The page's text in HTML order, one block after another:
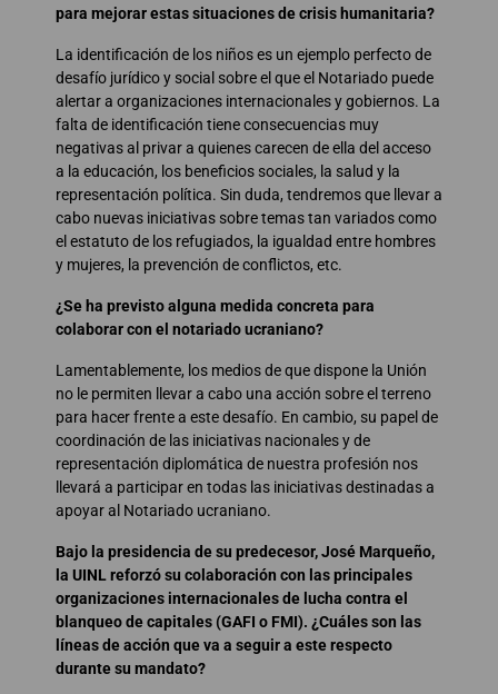
para mejorar estas situaciones de crisis humanitaria?
La identificación de los niños es un ejemplo perfecto de
desafío jurídico y social sobre el que el Notariado puede
alertar a organizaciones internacionales y gobiernos. La
falta de identificación tiene consecuencias muy
negativas al privar a quienes carecen de ella del acceso
a la educación, los beneficios sociales, la salud y la
representación política. Sin duda, tendremos que llevar a
cabo nuevas iniciativas sobre temas tan variados como
el estatuto de los refugiados, la igualdad entre hombres
y mujeres, la prevención de conflictos, etc.
¿Se ha previsto alguna medida concreta para
colaborar con el notariado ucraniano?
Lamentablemente, los medios de que dispone la Unión
no le permiten llevar a cabo una acción sobre el terreno
para hacer frente a este desafío. En cambio, su papel de
coordinación de las iniciativas nacionales y de
representación diplomática de nuestra profesión nos
llevará a participar en todas las iniciativas destinadas a
apoyar al Notariado ucraniano.
Bajo la presidencia de su predecesor, José Marqueño,
la UINL reforzó su colaboración con las principales
organizaciones internacionales de lucha contra el
blanqueo de capitales (GAFI o FMI). ¿Cuáles son las
líneas de acción que va a seguir a este respecto
durante su mandato?